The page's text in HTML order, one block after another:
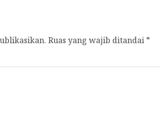
Ruas yang wajib ditandai *